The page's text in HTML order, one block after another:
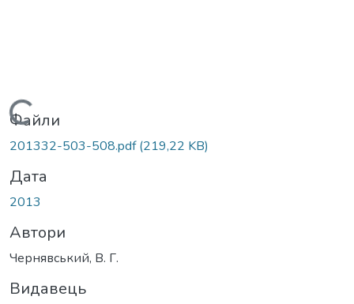
Вантажиться...
Файли
201332-503-508.pdf(219,22 KB)
Дата
2013
Автори
Чернявський, В. Г.
Видавець